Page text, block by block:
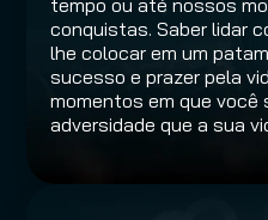
tempo ou até nossos
conquistas. Saber lidar
lhe colocar em um
sucesso e prazer pela
momentos em que você
adversidade que a sua